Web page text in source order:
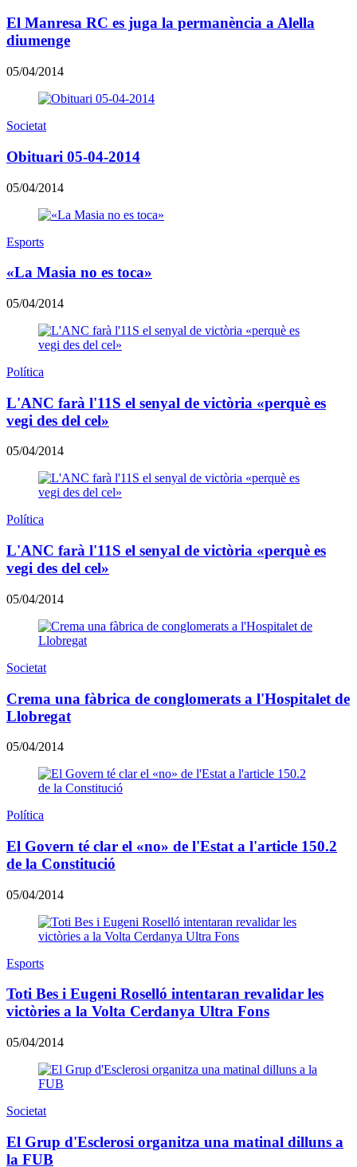
El Manresa RC es juga la permanència a Alella
diumenge
05/04/2014
Societat
Obituari 05-04-2014
05/04/2014
Esports
«La Masia no es toca»
05/04/2014
Política
L'ANC farà l'11S el senyal de victòria «perquè es
vegi des del cel»
05/04/2014
Política
L'ANC farà l'11S el senyal de victòria «perquè es
vegi des del cel»
05/04/2014
Societat
Crema una fàbrica de conglomerats a l'Hospitalet de
Llobregat
05/04/2014
Política
El Govern té clar el «no» de l'Estat a l'article 150.2
de la Constitució
05/04/2014
Esports
Toti Bes i Eugeni Roselló intentaran revalidar les
victòries a la Volta Cerdanya Ultra Fons
05/04/2014
Societat
El Grup d'Esclerosi organitza una matinal dilluns a
la FUB